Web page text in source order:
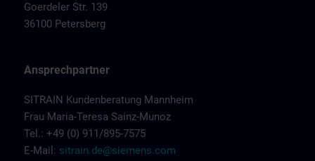
Goerdeler Str. 139
36100 Petersberg
Ansprechpartner
SITRAIN Kundenberatung Mannheim
Frau Maria-Teresa Sainz-Munoz
Tel.: +49 (0) 911/895-7575
E-Mail: sitrain.de@siemens.com